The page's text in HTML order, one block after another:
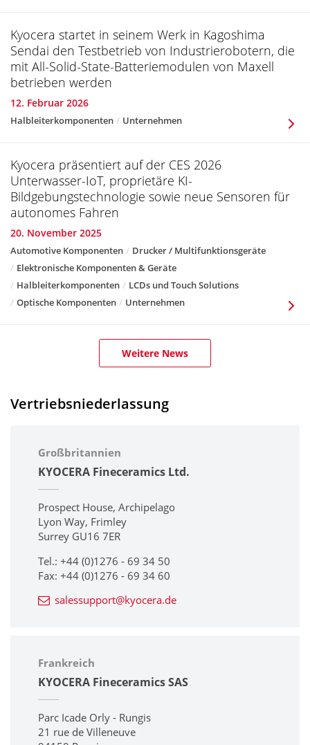
Kyocera startet in seinem Werk in Kagoshima
Sendai den Testbetrieb von Industrierobotern, die
mit All-Solid-State-Batteriemodulen von Maxell
betrieben werden
12. Februar 2026
Halbleiterkomponenten Unternehmen
Kyocera präsentiert auf der CES 2026
Unterwasser-IoT, proprietäre KI-
Bildgebungstechnologie sowie neue Sensoren für
autonomes Fahren
20. November 2025
Automotive Komponenten
Drucker / Multifunktionsgeräte
Elektronische Komponenten & Geräte
Halbleiterkomponenten
LCDs und Touch Solutions
Optische Komponenten
Unternehmen
Weitere News
Vertriebsniederlassung
Großbritannien
KYOCERA Fineceramics Ltd.
Prospect House, Archipelago
Lyon Way, Frimley
Surrey GU16 7ER
Tel.: +44 (0)1276 - 69 34 50
Fax: +44 (0)1276 - 69 34 60
salessupport@kyocera.de
Frankreich
KYOCERA Fineceramics SAS
Parc Icade Orly - Rungis
21 rue de Villeneuve